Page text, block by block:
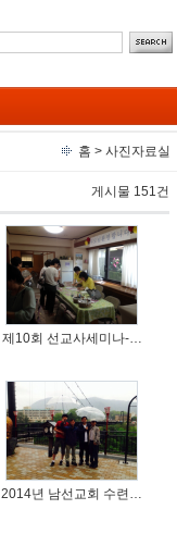
홈 > 사진자료실
게시물 151건
제10회 선교사세미나-…
2014년 남선교회 수련…